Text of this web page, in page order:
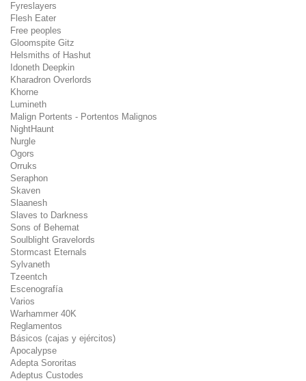
Fyreslayers
Flesh Eater
Free peoples
Gloomspite Gitz
Helsmiths of Hashut
Idoneth Deepkin
Kharadron Overlords
Khorne
Lumineth
Malign Portents - Portentos Malignos
NightHaunt
Nurgle
Ogors
Orruks
Seraphon
Skaven
Slaanesh
Slaves to Darkness
Sons of Behemat
Soulblight Gravelords
Stormcast Eternals
Sylvaneth
Tzeentch
Escenografía
Varios
Warhammer 40K
Reglamentos
Básicos (cajas y ejércitos)
Apocalypse
Adepta Sororitas
Adeptus Custodes